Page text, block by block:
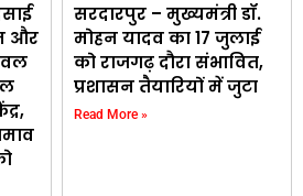
और
सरदारपुर – मुख्यमंत्री डॉ.
मोहन यादव का 17 जुलाई
को राजगढ़ दौरा संभावित,
प्रशासन तैयारियों में जुटा
Read More »